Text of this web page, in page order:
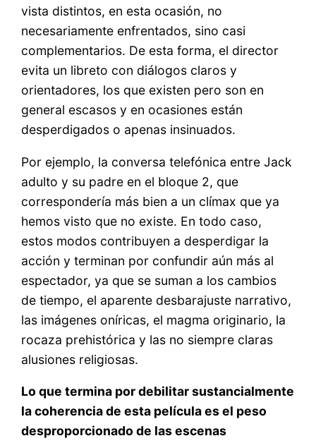
vista distintos, en esta ocasión, no
necesariamente enfrentados, sino casi
complementarios. De esta forma, el director
evita un libreto con diálogos claros y
orientadores, los que existen pero son en
general escasos y en ocasiones están
desperdigados o apenas insinuados.
Por ejemplo, la conversa telefónica entre Jack
adulto y su padre en el bloque 2, que
correspondería más bien a un clímax que ya
hemos visto que no existe. En todo caso,
estos modos contribuyen a desperdigar la
acción y terminan por confundir aún más al
espectador, ya que se suman a los cambios
de tiempo, el aparente desbarajuste narrativo,
las imágenes oníricas, el magma originario, la
rocaza prehistórica y las no siempre claras
alusiones religiosas.
Lo que termina por debilitar sustancialmente
la coherencia de esta película es el peso
desproporcionado de las escenas